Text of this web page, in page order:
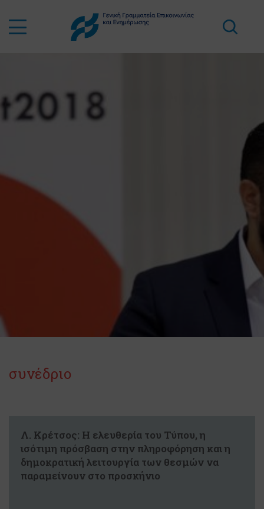
συνέδριο
Λ. Κρέτσος: Η ελευθερία του Τύπου, η
ισότιμη πρόσβαση στην πληροφόρηση και η
δημοκρατική λειτουργία των θεσμών να
παραμείνουν στο προσκήνιο